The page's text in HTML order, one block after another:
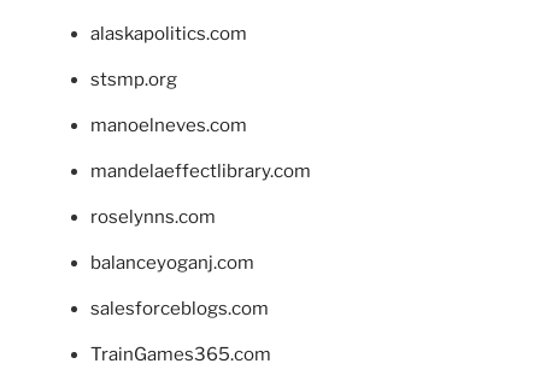
alaskapolitics.com
stsmp.org
manoelneves.com
mandelaeffectlibrary.com
roselynns.com
balanceyoganj.com
salesforceblogs.com
TrainGames365.com